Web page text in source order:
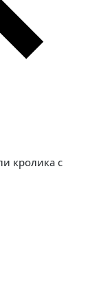
кролика с